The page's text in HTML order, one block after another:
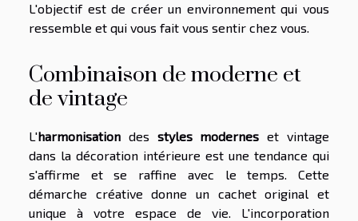
L'objectif est de créer un environnement qui vous
ressemble et qui vous fait vous sentir chez vous.
Combinaison de moderne et
de vintage
L'harmonisation des styles modernes et vintage
dans la décoration intérieure est une tendance qui
s'affirme et se raffine avec le temps. Cette
démarche créative donne un cachet original et
unique à votre espace de vie. L'incorporation